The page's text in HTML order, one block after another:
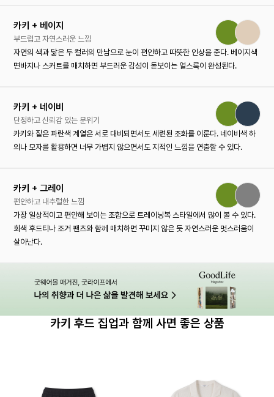
카키 + 베이지
부드럽고 자연스러운 느낌
자연의 색과 닮은 두 컬러의 만남으로 눈이 편안하고 따뜻한 인상을 준다. 베이지색
면바지나 스커트를 매치하면 부드러운 감성이 돋보이는 얼스룩이 완성된다.
카키 + 네이비
단정하고 신뢰감 있는 분위기
카키와 짙은 파란색 계열은 서로 대비되면서도 세련된 조화를 이룬다. 네이비색 하
의나 모자를 활용하면 너무 가볍지 않으면서도 지적인 느낌을 연출할 수 있다.
카키 + 그레이
편안하고 내추럴한 느낌
가장 일상적이고 편안해 보이는 조합으로 트레이닝복 스타일에서 많이 볼 수 있다.
회색 후드티나 조거 팬츠와 함께 매치하면 꾸미지 않은 듯 자연스러운 멋스러움이
살아난다.
카키 후드 집업과 함께 사면 좋은 상품